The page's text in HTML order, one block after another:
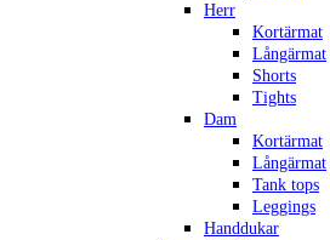
Herr
Kortärmat
Långärmat
Shorts
Tights
Dam
Kortärmat
Långärmat
Tank tops
Leggings
Handdukar